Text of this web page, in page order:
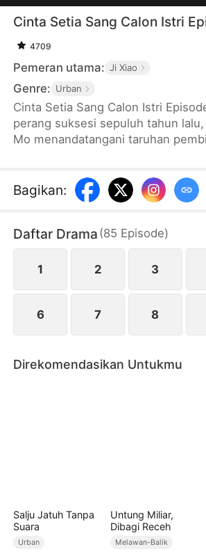
Cinta Setia Sang Calon Istri
4709
Pemeran utama: Ji Xiao
Genre: Urban
Cinta Setia Sang Calon Istri
perang suksesi sepuluh tahun
Mo menandatangani taruhan
keluarga Guo bekerja sama secara
dengan saingan Tang Mo, Tang
segalanya dan diusir dari keluarga.
kemudian, Tang Mo menjadi Raja
Batas dan pergi untuk membalas
Bagikan:
Daftar Drama (85 Episode)
1 2 3
6 7 8
Direkomendasikan Untukmu
Salju Jatuh Tanpa
Suara
Urban
Untung Miliar,
Dibagi Receh
Melawan-Balik